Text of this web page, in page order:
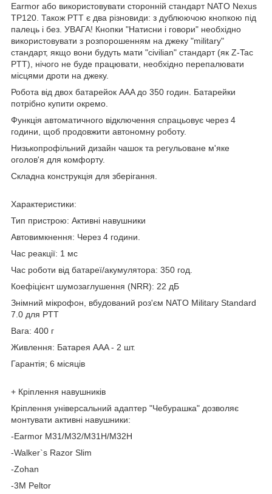
Earmor або використовувати сторонній стандарт NATO Nexus
TP120. Також PTT є два різновиди: з дублюючою кнопкою під
палець і без. УВАГА! Кнопки "Натисни і говори" необхідно
використовувати з розпорошенням на джеку "military"
стандарт, якщо вони будуть мати "civilian" стандарт (як Z-Tac
PTT), нічого не буде працювати, необхідно перепалювати
місцями дроти на джеку.
Робота від двох батарейок AAA до 350 годин. Батарейки
потрібно купити окремо.
Функція автоматичного відключення спрацьовує через 4
години, щоб продовжити автономну роботу.
Низькопрофільний дизайн чашок та регульоване м'яке
оголов'я для комфорту.
Складна конструкція для зберігання.
Характеристики:
Тип пристрою: Активні навушники
Автовимкнення: Через 4 години.
Час реакції: 1 мс
Час роботи від батареї/акумулятора: 350 год.
Коефіцієнт шумозаглушення (NRR): 22 дБ
Знімний мікрофон, вбудований роз'єм NATO Military Standard
7.0 для PTT
Вага: 400 г
Живлення: Батарея AAA - 2 шт.
Гарантія; 6 місяців
+ Кріплення навушників
Кріплення універсальний адаптер "Чебурашка" дозволяє
монтувати активні навушники:
-Earmor M31/M32/M31H/M32H
-Walker`s Razor Slim
-Zohan
-3M Peltor